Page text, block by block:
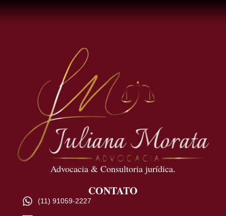
Advocacia & Consultoria jurídica.
CONTATO
(11) 91059-2227